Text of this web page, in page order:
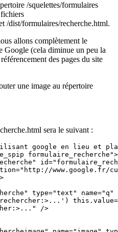
/squelettes/formulaires
/dist/formulaires/recherche.html.
allons complètement le
Google (cela diminue un peu la
des pages du site
une image au répertoire
sera le suivant :
google en lieu et
formulaire_recherche">
www.google.fr/
type="text"
/>